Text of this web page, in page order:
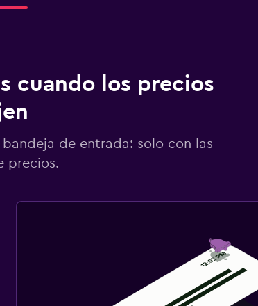
cuando los precios
de entrada: solo con las
precios.